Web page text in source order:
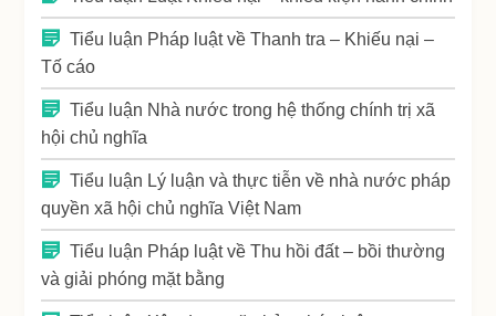
Tiểu luận Pháp luật về Thanh tra – Khiếu nại –
Tố cáo
Tiểu luận Nhà nước trong hệ thống chính trị xã
hội chủ nghĩa
Tiểu luận Lý luận và thực tiễn về nhà nước pháp
quyền xã hội chủ nghĩa Việt Nam
Tiểu luận Pháp luật về Thu hồi đất – bồi thường
và giải phóng mặt bằng